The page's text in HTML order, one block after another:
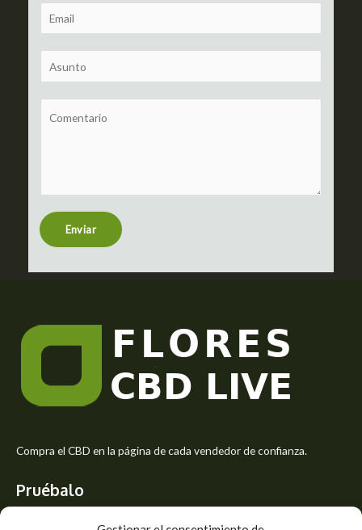
m
m
a
u
b
t
r
s
e
Enviar
Compra el CBD en la página de cada vendedor de confianza.
Pruébalo
Siente el mejor aroma de las flores CBD y usa los beneficios del